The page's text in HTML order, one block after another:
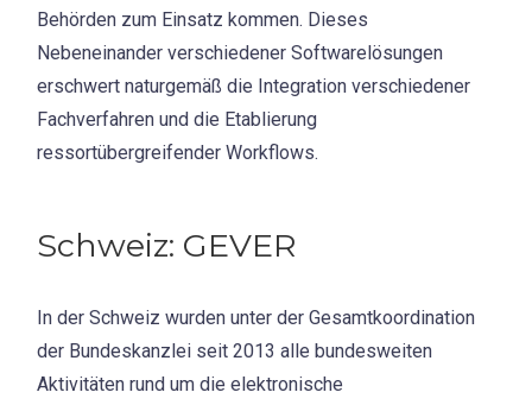
Behörden zum Einsatz kommen. Dieses
Nebeneinander verschiedener Softwarelösungen
erschwert naturgemäß die Integration verschiedener
Fachverfahren und die Etablierung
ressortübergreifender Workflows.
Schweiz: GEVER
In der Schweiz wurden unter der Gesamtkoordination
der Bundeskanzlei seit 2013 alle bundesweiten
Aktivitäten rund um die elektronische